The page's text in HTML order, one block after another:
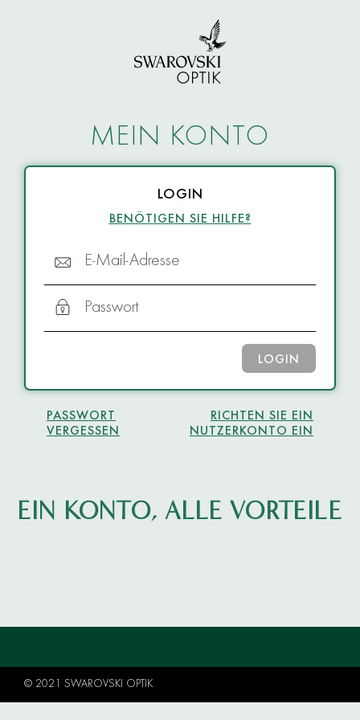
MEIN KONTO
LOGIN
BENÖTIGEN SIE HILFE?
E-Mail-Adresse
Passwort
LOGIN
PASSWORT
VERGESSEN
RICHTEN SIE EIN
NUTZERKONTO EIN
EIN KONTO, ALLE VORTEILE
© 2021 SWAROVSKI OPTIK